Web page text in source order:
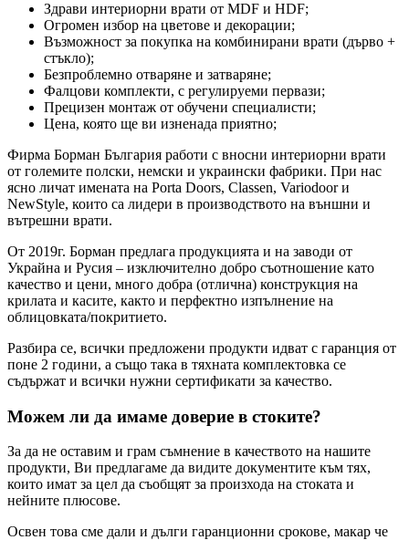
Здрави интериорни врати от MDF и HDF;
Огромен избор на цветове и декорации;
Възможност за покупка на комбинирани врати (дърво +
стъкло);
Безпроблемно отваряне и затваряне;
Фалцови комплекти, с регулируеми первази;
Прецизен монтаж от обучени специалисти;
Цена, която ще ви изненада приятно;
Фирма Борман България работи с вносни интериорни врати
от големите полски, немски и украински фабрики. При нас
ясно личат имената на Porta Doors, Classen, Variodoor и
NewStyle, които са лидери в производството на външни и
вътрешни врати.
От 2019г. Борман предлага продукцията и на заводи от
Украйна и Русия – изключително добро съотношение като
качество и цени, много добра (отлична) конструкция на
крилата и касите, както и перфектно изпълнение на
облицовката/покритието.
Разбира се, всички предложени продукти идват с гаранция от
поне 2 години, а също така в тяхната комплектовка се
съдържат и всички нужни сертификати за качество.
Можем ли да имаме доверие в стоките?
За да не оставим и грам съмнение в качеството на нашите
продукти, Ви предлагаме да видите документите към тях,
които имат за цел да съобщят за произхода на стоката и
нейните плюсове.
Освен това сме дали и дълги гаранционни срокове, макар че